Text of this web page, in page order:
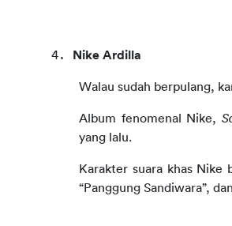
Nike Ardilla
Walau sudah berpulang,
Album fenomenal Nike,
yang lalu.
Karakter suara khas Nike
“Panggung Sandiwara”,